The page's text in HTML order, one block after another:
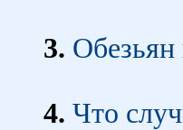
3. Обезьян
4. Что